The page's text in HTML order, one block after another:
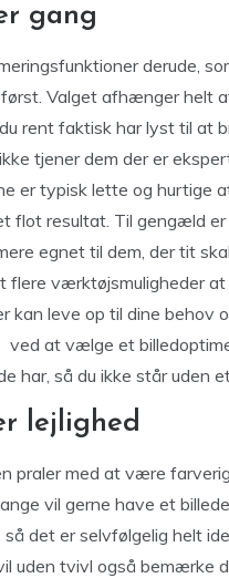
gang
derude,
Valget afhænger helt
rent faktisk har lyst til at
tjener dem der er
er typisk lette og hurtige
flot resultat. Til gengæld
egnet til dem, der tit
flere værktøjsmuligheder
kan leve op til dine behov
ved at vælge et
har, så du ikke står uden
lejlighed
praler med at være
vil gerne have et
det er selvfølgelig helt
uden tvivl også bemærke